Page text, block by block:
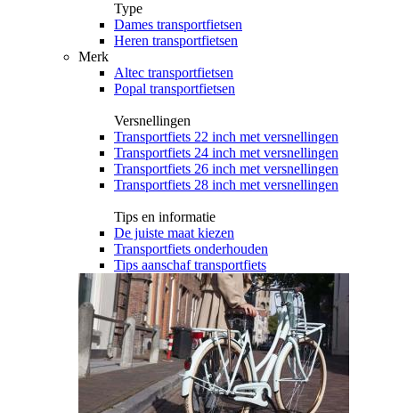
Type
Dames transportfietsen
Heren transportfietsen
Merk
Altec transportfietsen
Popal transportfietsen
Versnellingen
Transportfiets 22 inch met versnellingen
Transportfiets 24 inch met versnellingen
Transportfiets 26 inch met versnellingen
Transportfiets 28 inch met versnellingen
Tips en informatie
De juiste maat kiezen
Transportfiets onderhouden
Tips aanschaf transportfiets